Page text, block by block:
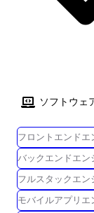
が重なり合うことを
ェクト配属を決定す
ています。顧客への
1.4万人の社員がAI研修を受講して
に向けてAIスキルマ
に合わせて随時更新
GitHub Copilotや
る環境を用意し実際
る人財を開発してい
ソフトウェ
フロントエンドエ
バックエンドエン
フルスタックエン
モバイルアプリエ